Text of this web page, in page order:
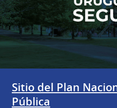
Sitio del Plan
Pública